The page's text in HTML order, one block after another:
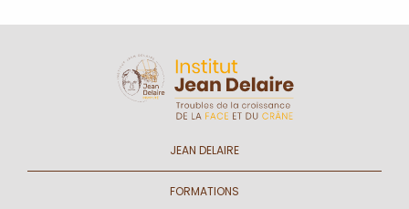
JEAN DELAIRE
FORMATIONS